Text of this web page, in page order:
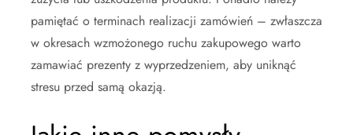
pamiętać o terminach realizacji zamówień – zwłaszcza
w okresach wzmożonego ruchu zakupowego warto
zamawiać prezenty z wyprzedzeniem, aby uniknąć
stresu przed samą okazją.